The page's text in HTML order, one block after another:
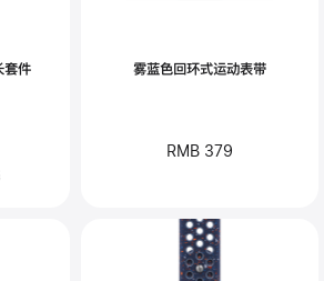
套件 雾蓝色回环式运动表带
RMB 379